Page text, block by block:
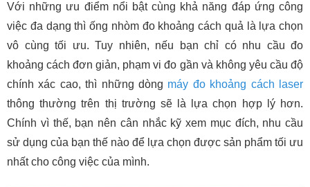
Với những ưu điểm nổi bật cùng khả năng đáp ứng công
việc đa dạng thì ống nhòm đo khoảng cách quả là lựa chọn
vô cùng tối ưu. Tuy nhiên, nếu bạn chỉ có nhu cầu đo
khoảng cách đơn giản, phạm vi đo gần và không yêu cầu độ
chính xác cao, thì những dòng máy đo khoảng cách laser
thông thường trên thị trường sẽ là lựa chọn hợp lý hơn.
Chính vì thế, bạn nên cân nhắc kỹ xem mục đích, nhu cầu
sử dụng của bạn thế nào để lựa chọn được sản phẩm tối ưu
nhất cho công việc của mình.